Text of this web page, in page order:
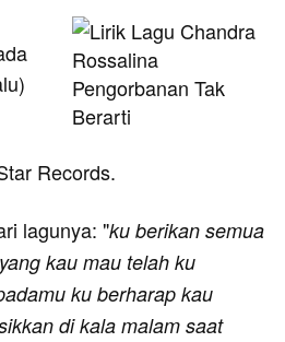
Records.
lagunya: "ku berikan semua
kau mau telah ku
ku berharap kau
di kala malam saat